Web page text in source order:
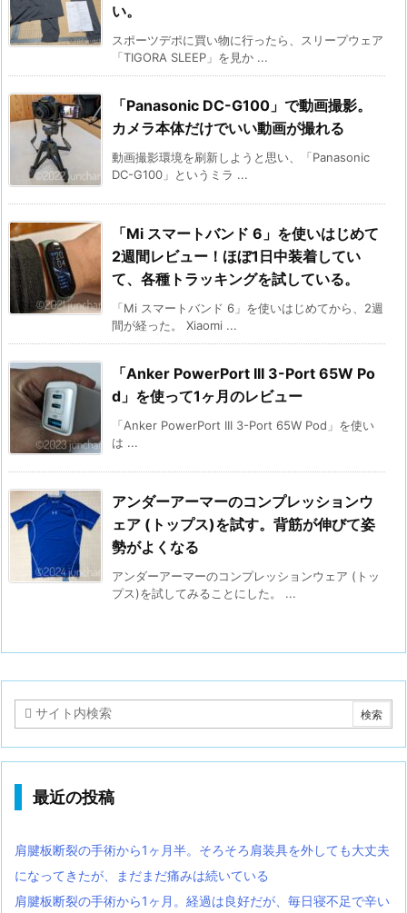
い。
スポーツデポに買い物に行ったら、スリープウェア
「TIGORA SLEEP」を見か ...
「Panasonic DC-G100」で動画撮影。
カメラ本体だけでいい動画が撮れる
動画撮影環境を刷新しようと思い、「Panasonic
DC-G100」というミラ ...
「Mi スマートバンド 6」を使いはじめて
2週間レビュー！ほぼ1日中装着してい
て、各種トラッキングを試している。
「Mi スマートバンド 6」を使いはじめてから、2週
間が経った。 Xiaomi ...
「Anker PowerPort III 3-Port 65W Po
d」を使って1ヶ月のレビュー
「Anker PowerPort III 3-Port 65W Pod」を使い
は ...
アンダーアーマーのコンプレッションウ
ェア (トップス)を試す。背筋が伸びて姿
勢がよくなる
アンダーアーマーのコンプレッションウェア (トッ
プス)を試してみることにした。 ...
最近の投稿
肩腱板断裂の手術から1ヶ月半。そろそろ肩装具を外しても大丈夫
になってきたが、まだまだ痛みは続いている
肩腱板断裂の手術から1ヶ月。経過は良好だが、毎日寝不足で辛い